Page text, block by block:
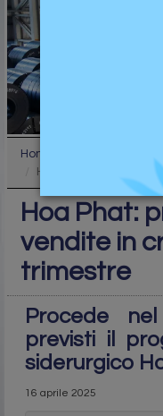
Home
Hoa Phat:
Hoa Phat:
vendite in
trimestre
Procede
previsti il
siderurgico
16 aprile 2025